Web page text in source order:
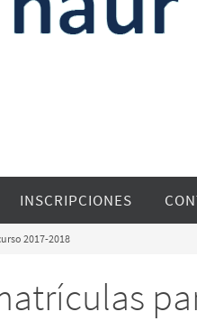
INSCRIPCIONES
2017-2018